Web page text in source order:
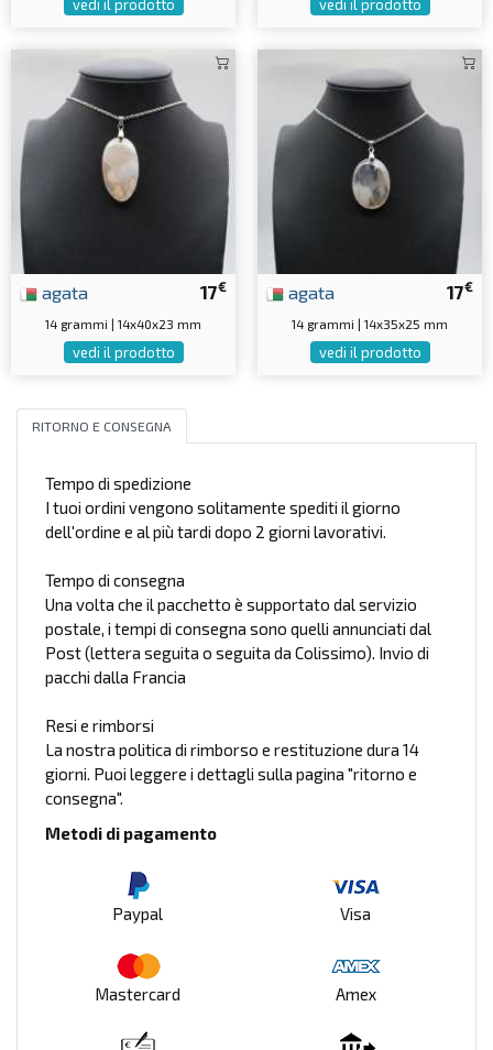
vedi il prodotto vedi il prodotto
17€
agata
14 grammi | 14x40x23 mm
vedi il prodotto
17€
agata
14 grammi | 14x35x25 mm
vedi il prodotto
RITORNO E CONSEGNA
Tempo di spedizione
I tuoi ordini vengono solitamente spediti il giorno
dell'ordine e al più tardi dopo 2 giorni lavorativi.
Tempo di consegna
Una volta che il pacchetto è supportato dal servizio
postale, i tempi di consegna sono quelli annunciati dal
Post (lettera seguita o seguita da Colissimo). Invio di
pacchi dalla Francia
Resi e rimborsi
La nostra politica di rimborso e restituzione dura 14
giorni. Puoi leggere i dettagli sulla pagina "ritorno e
consegna".
Metodi di pagamento
Paypal Visa
Mastercard Amex